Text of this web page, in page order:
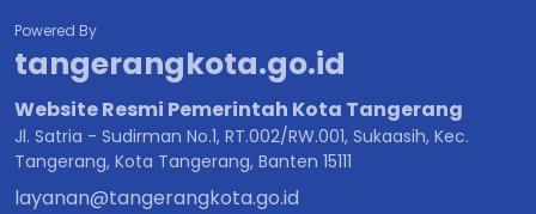
Powered By
tangerangkota.go.id
Website Resmi Pemerintah Kota Tangerang
Jl. Satria - Sudirman No.1, RT.002/RW.001, Sukaasih, Kec.
Tangerang, Kota Tangerang, Banten 15111
layanan@tangerangkota.go.id